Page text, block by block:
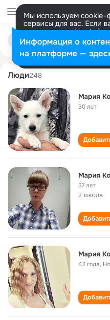
Мы используем cookie-
сервисы для вас. Если
настроить cookie-
представитель.
Разрешить все
Поиск
людям
mariya kobeleva
Люди248
Мария
30 лет
Мария
37 лет
2 школа
Мария
42 года,
Информация о
на платформе —